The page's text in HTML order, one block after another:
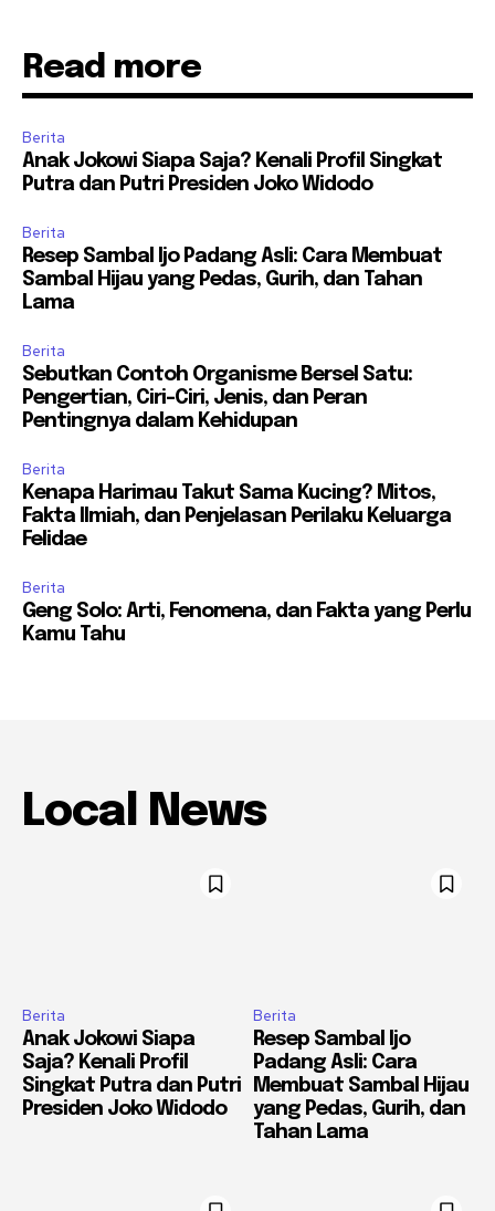
Read more
Berita
Anak Jokowi Siapa Saja? Kenali Profil Singkat
Putra dan Putri Presiden Joko Widodo
Berita
Resep Sambal Ijo Padang Asli: Cara Membuat
Sambal Hijau yang Pedas, Gurih, dan Tahan
Lama
Berita
Sebutkan Contoh Organisme Bersel Satu:
Pengertian, Ciri-Ciri, Jenis, dan Peran
Pentingnya dalam Kehidupan
Berita
Kenapa Harimau Takut Sama Kucing? Mitos,
Fakta Ilmiah, dan Penjelasan Perilaku Keluarga
Felidae
Berita
Geng Solo: Arti, Fenomena, dan Fakta yang Perlu
Kamu Tahu
Local News
Berita
Anak Jokowi Siapa
Saja? Kenali Profil
Singkat Putra dan Putri
Presiden Joko Widodo
Berita
Resep Sambal Ijo
Padang Asli: Cara
Membuat Sambal Hijau
yang Pedas, Gurih, dan
Tahan Lama